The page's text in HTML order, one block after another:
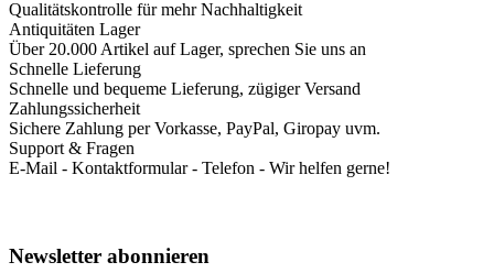
Qualitätskontrolle für mehr Nachhaltigkeit
Antiquitäten Lager
Über 20.000 Artikel auf Lager, sprechen Sie uns an
Schnelle Lieferung
Schnelle und bequeme Lieferung, zügiger Versand
Zahlungssicherheit
Sichere Zahlung per Vorkasse, PayPal, Giropay uvm.
Support & Fragen
E-Mail - Kontaktformular - Telefon - Wir helfen gerne!
Newsletter abonnieren